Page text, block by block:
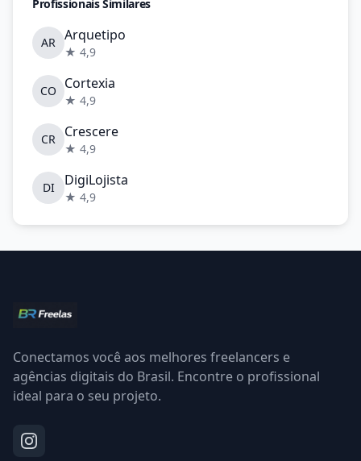
Profissionais Similares
AR Arquetipo
★ 4,9
CO Cortexia
★ 4,9
CR Crescere
★ 4,9
DI DigiLojista
★ 4,9
Conectamos você aos melhores freelancers e
agências digitais do Brasil. Encontre o profissional
ideal para o seu projeto.